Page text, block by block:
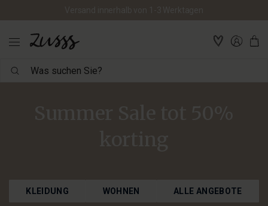
Was
KLEIDUNG WOHNEN ALLE ANGEBOTE